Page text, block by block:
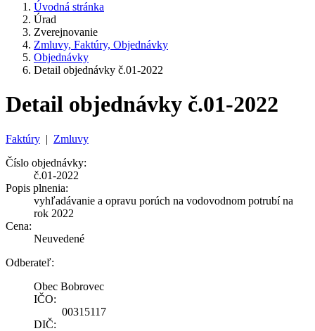
Úvodná stránka
Úrad
Zverejnovanie
Zmluvy, Faktúry, Objednávky
Objednávky
Detail objednávky č.01-2022
Detail objednávky č.01-2022
Faktúry | Zmluvy
Číslo objednávky:
č.01-2022
Popis plnenia:
vyhľadávanie a opravu porúch na vodovodnom potrubí na
rok 2022
Cena:
Neuvedené
Odberateľ:
Obec Bobrovec
IČO:
00315117
DIČ: